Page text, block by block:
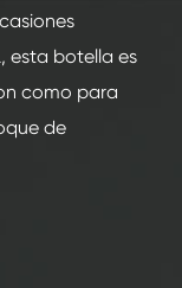
esta botella es
como para
de